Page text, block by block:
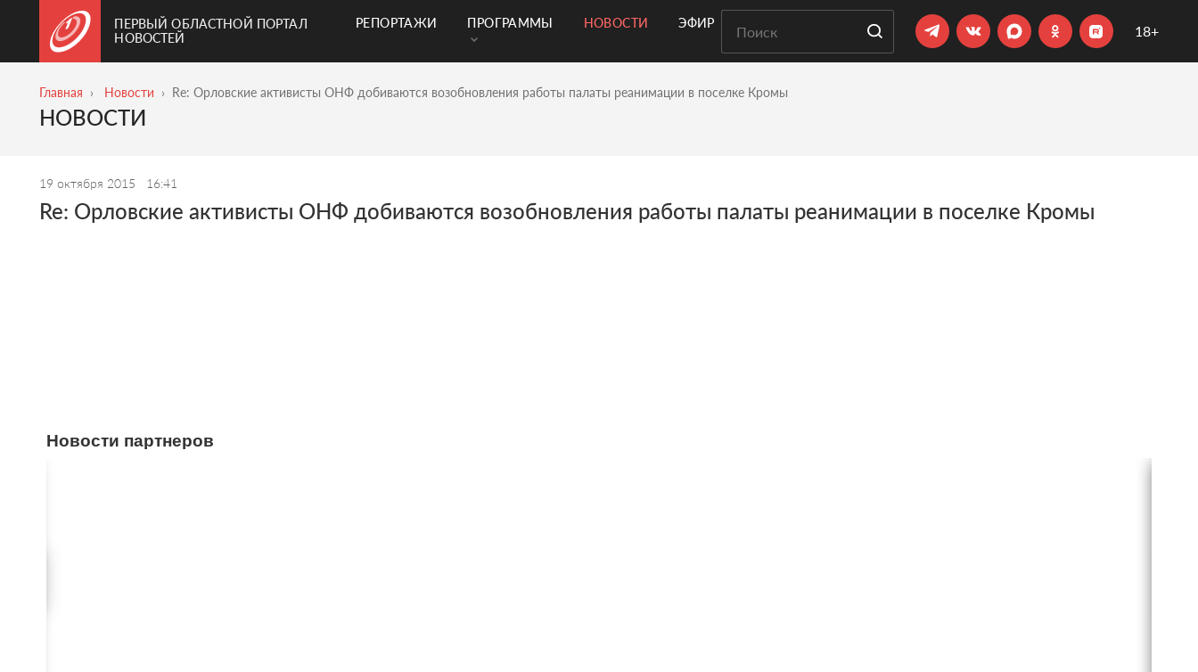
ПЕРВЫЙ ОБЛАСТНОЙ ПОРТАЛ
НОВОСТЕЙ
РЕПОРТАЖИ ПРОГРАММЫ НОВОСТИ ЭФИР 18+
Главная Новости Re: Орловские активисты ОНФ добиваются возобновления работы палаты реанимации в поселке Кромы
НОВОСТИ
19 октября 2015 16:41
Re: Орловские активисты ОНФ добиваются возобновления работы палаты реанимации в поселке Кромы
Новости партнеров